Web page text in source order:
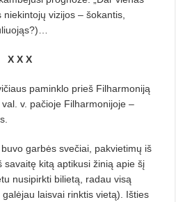
vizijos – šokantis,
X X X
paminklo prieš Filharmoniją
v. pačioje Filharmonijoje –
garbės svečiai, pakvietimų iš
kitą aptikusi žinią apie šį
nusipirkti bilietą, radau visą
galėjau laisvai rinktis vietą). Išties